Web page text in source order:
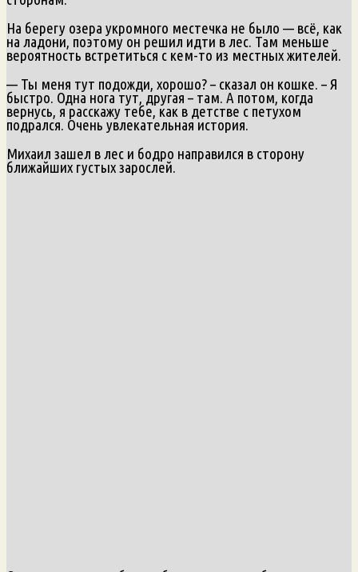
На берегу озера укромного местечка не было — всё, как
на ладони, поэтому он решил идти в лес. Там меньше
вероятность встретиться с кем-то из местных жителей.
— Ты меня тут подожди, хорошо? – сказал он кошке. – Я
быстро. Одна нога тут, другая – там. А потом, когда
вернусь, я расскажу тебе, как в детстве с петухом
подрался. Очень увлекательная история.
Михаил зашел в лес и бодро направился в сторону
ближайших густых зарослей.